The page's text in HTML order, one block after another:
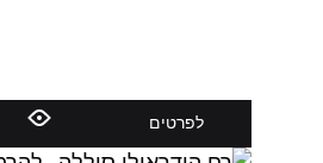
לפרטים